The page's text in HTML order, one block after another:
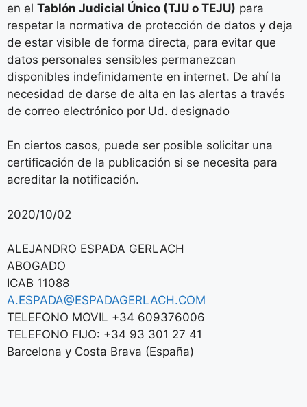
en el Tablón Judicial Único (TJU o TEJU) para
respetar la normativa de protección de datos y deja
de estar visible de forma directa, para evitar que
datos personales sensibles permanezcan
disponibles indefinidamente en internet. De ahí la
necesidad de darse de alta en las alertas a través
de correo electrónico por Ud. designado
En ciertos casos, puede ser posible solicitar una
certificación de la publicación si se necesita para
acreditar la notificación.
2020/10/02
ALEJANDRO ESPADA GERLACH
ABOGADO
ICAB 11088
A.ESPADA@ESPADAGERLACH.COM
TELEFONO MOVIL +34 609376006
TELEFONO FIJO: +34 93 301 27 41
Barcelona y Costa Brava (España)